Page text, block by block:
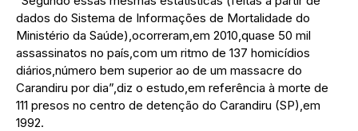
dados do Sistema de Informações de Mortalidade do
Ministério da Saúde),ocorreram,em 2010,quase 50 mil
assassinatos no país,com um ritmo de 137 homicídios
diários,número bem superior ao de um massacre do
Carandiru por dia”,diz o estudo,em referência à morte de
111 presos no centro de detenção do Carandiru (SP),em
1992.